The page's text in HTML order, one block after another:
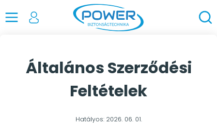
Általános Szerződési
Feltételek
Hatályos: 2026. 06. 01.